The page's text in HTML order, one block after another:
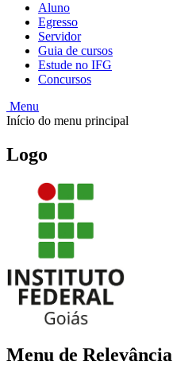
Aluno
Egresso
Servidor
Guia de cursos
Estude no IFG
Concursos
Menu
Início do menu principal
Logo
Menu de Relevância